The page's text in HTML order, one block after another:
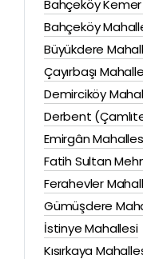
Bahçeköy
Bahçeköy
Büyükdere
Çayırbaşı
Demirciköy
Derbent
Emirgân
Fatih Sultan
Ferahevler
Gümüşdere
İstinye Mahallesi
Kısırkaya